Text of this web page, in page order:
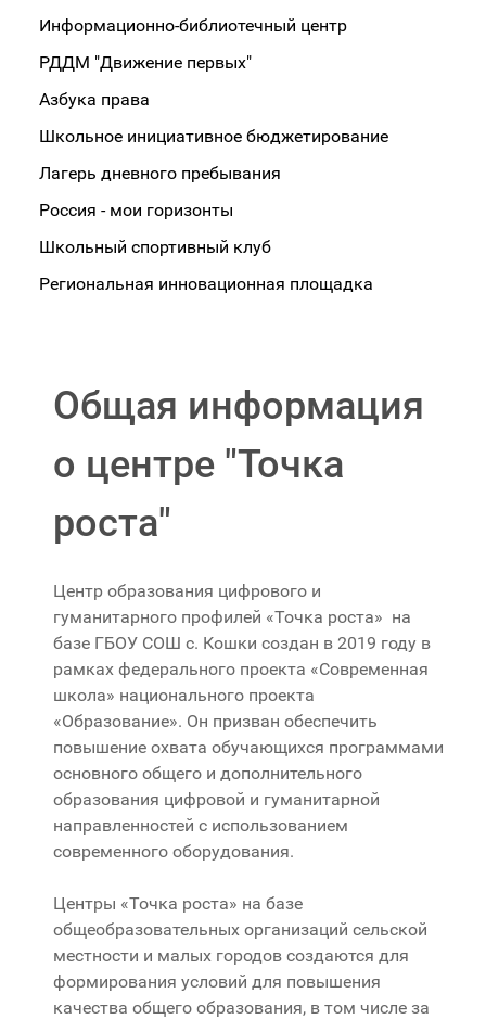
Информационно-библиотечный центр
РДДМ "Движение первых"
Азбука права
Школьное инициативное бюджетирование
Лагерь дневного пребывания
Россия - мои горизонты
Школьный спортивный клуб
Региональная инновационная площадка
Общая информация
о центре "Точка
роста"
Центр образования цифрового и
гуманитарного профилей «Точка роста» на
базе ГБОУ СОШ с. Кошки создан в 2019 году в
рамках федерального проекта «Современная
школа» национального проекта
«Образование». Он призван обеспечить
повышение охвата обучающихся программами
основного общего и дополнительного
образования цифровой и гуманитарной
направленностей с использованием
современного оборудования.
Центры «Точка роста» на базе
общеобразовательных организаций сельской
местности и малых городов создаются для
формирования условий для повышения
качества общего образования, в том числе за